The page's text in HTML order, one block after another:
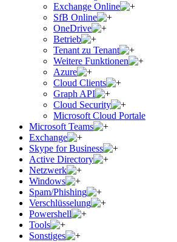
Exchange Online
SfB Online
OneDrive
Betrieb
Tenant zu Tenant
Weitere Funktionen
Azure
Cloud Clients
Graph API
Cloud Security
Microsoft Cloud Portale
Microsoft Teams
Exchange
Skype for Business
Active Directory
Netzwerk
Windows
Spam/Phishing
Verschlüsselung
Powershell
Tools
Sonstiges